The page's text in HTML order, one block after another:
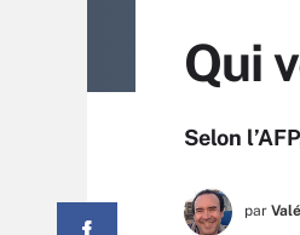
Qui
Selon
par